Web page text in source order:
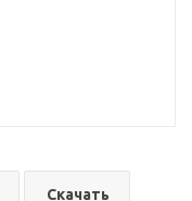
Скачать